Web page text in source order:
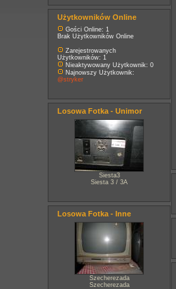
Użytkowników Online
Gości Online: 1
Brak Użytkowników Online
Zarejestrowanych
Użytkowników: 1
Nieaktywowany Użytkownik: 0
Najnowszy Użytkownik:
@stryker
Losowa Fotka - Unimor
Siesta3
Siesta 3 / 3A
Losowa Fotka - Inne
Szecherezada
Szecherezada